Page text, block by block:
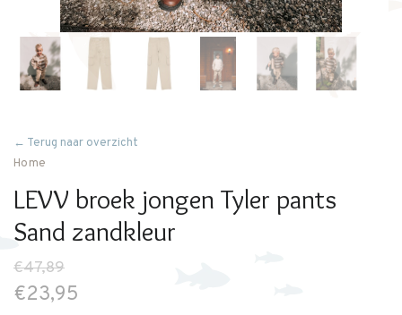
← Terug naar overzicht
Home
LEVV broek jongen Tyler pants
Sand zandkleur
€47,89
€23,95